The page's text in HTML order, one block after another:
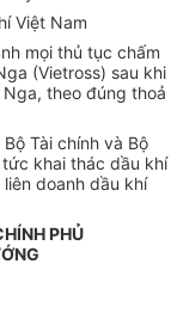
Việt Nam
mọi thủ tục chấm
(Vietross) sau khi
theo đúng thoả
Tài chính và Bộ
khai thác dầu khí
doanh dầu khí
PHỦ